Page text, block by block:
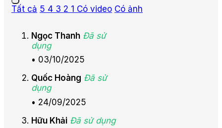
Tất cả 5 4 3 2 1 Có video Có ảnh
Ngọc Thanh Đã sử
dụng
• 03/10/2025
Quốc Hoàng Đã sử
dụng
• 24/09/2025
Hữu Khải Đã sử dụng